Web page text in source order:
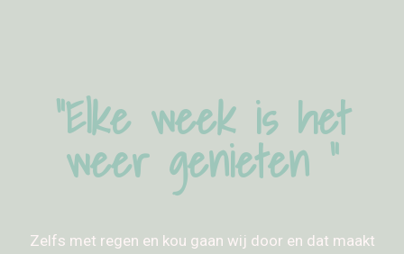
“Elke week is het
weer genieten ”
Zelfs met regen en kou gaan wij door en dat maakt